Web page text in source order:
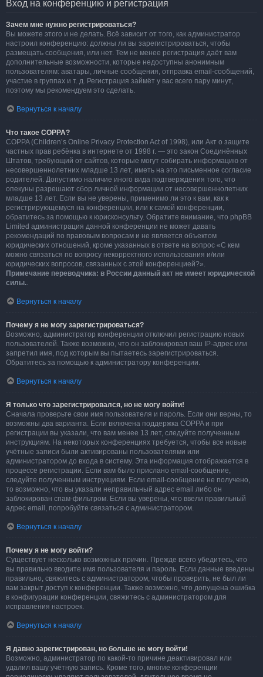
Вход на конференцию и регистрация
Зачем мне нужно регистрироваться?
Вы можете этого и не делать. Всё зависит от того, как администратор
настроил конференцию: должны ли вы зарегистрироваться, чтобы
размещать сообщения, или нет. Тем не менее регистрация даёт вам
дополнительные возможности, которые недоступны анонимным
пользователям: аватары, личные сообщения, отправка email-сообщений,
участие в группах и т. д. Регистрация займёт у вас всего пару минут,
поэтому мы рекомендуем это сделать.
Вернуться к началу
Что такое COPPA?
COPPA (Children’s Online Privacy Protection Act of 1998), или Акт о защите
частных прав ребёнка в интернете от 1998 г. — это закон Соединённых
Штатов, требующий от сайтов, которые могут собирать информацию от
несовершеннолетних младше 13 лет, иметь на это письменное согласие
родителей. Допустимо наличие иного вида подтверждения того, что
опекуны разрешают сбор личной информации от несовершеннолетних
младше 13 лет. Если вы не уверены, применимо ли это к вам, как к
регистрирующемуся на конференции, или к самой конференции,
обратитесь за помощью к юрисконсульту. Обратите внимание, что phpBB
Limited администрация данной конференции не может давать
рекомендаций по правовым вопросам и не является объектом
юридических отношений, кроме указанных в ответе на вопрос «С кем
можно связаться по вопросу некорректного использования и/или
юридических вопросов, связанных с этой конференцией?».
Примечание переводчика: в России данный акт не имеет юридической
силы..
Вернуться к началу
Почему я не могу зарегистрироваться?
Возможно, администратор конференции отключил регистрацию новых
пользователей. Также возможно, что он заблокировал ваш IP-адрес или
запретил имя, под которым вы пытаетесь зарегистрироваться.
Обратитесь за помощью к администратору конференции.
Вернуться к началу
Я только что зарегистрировался, но не могу войти!
Сначала проверьте свои имя пользователя и пароль. Если они верны, то
возможны два варианта. Если включена поддержка COPPA и при
регистрации вы указали, что вам менее 13 лет, следуйте полученным
инструкциям. На некоторых конференциях требуется, чтобы все новые
учётные записи были активированы пользователями или
администратором до входа в систему. Эта информация отображается в
процессе регистрации. Если вам было прислано email-сообщение,
следуйте полученным инструкциям. Если email-сообщение не получено,
то возможно, что вы указали неправильный адрес email либо он
заблокирован спам-фильтром. Если вы уверены, что ввели правильный
адрес email, попробуйте связаться с администратором.
Вернуться к началу
Почему я не могу войти?
Существует несколько возможных причин. Прежде всего убедитесь, что
вы правильно вводите имя пользователя и пароль. Если данные введены
правильно, свяжитесь с администратором, чтобы проверить, не был ли
вам закрыт доступ к конференции. Также возможно, что допущена ошибка
в конфигурации конференции, свяжитесь с администратором для
исправления настроек.
Вернуться к началу
Я давно зарегистрирован, но больше не могу войти!
Возможно, администратор по какой-то причине деактивировал или
удалил вашу учётную запись. Кроме того, многие конференции